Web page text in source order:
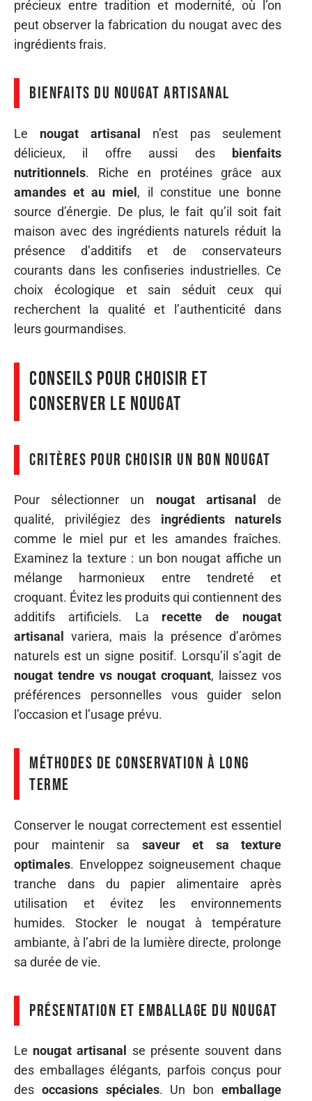
précieux entre tradition et modernité, où l’on
peut observer la fabrication du nougat avec des
ingrédients frais.
Bienfaits du nougat artisanal
Le nougat artisanal n’est pas seulement
délicieux, il offre aussi des bienfaits
nutritionnels. Riche en protéines grâce aux
amandes et au miel, il constitue une bonne
source d’énergie. De plus, le fait qu’il soit fait
maison avec des ingrédients naturels réduit la
présence d’additifs et de conservateurs
courants dans les confiseries industrielles. Ce
choix écologique et sain séduit ceux qui
recherchent la qualité et l’authenticité dans
leurs gourmandises.
Conseils pour choisir et
conserver le nougat
Critères pour choisir un bon nougat
Pour sélectionner un nougat artisanal
de
qualité, privilégiez des ingrédients naturels
comme le miel pur et les amandes fraîches.
Examinez la texture : un bon nougat affiche un
mélange harmonieux entre tendreté et
croquant. Évitez les produits qui contiennent des
additifs artificiels. La recette de nougat
artisanal
variera, mais la présence d’arômes
naturels est un signe positif. Lorsqu’il s’agit de
nougat tendre vs nougat croquant, laissez vos
préférences personnelles vous guider selon
l’occasion et l’usage prévu.
Méthodes de conservation à long
terme
Conserver le nougat correctement est essentiel
pour maintenir sa saveur et sa texture
optimales. Enveloppez soigneusement chaque
tranche dans du papier alimentaire après
utilisation et évitez les environnements
humides. Stocker le nougat à température
ambiante, à l’abri de la lumière directe, prolonge
sa durée de vie.
Présentation et emballage du nougat
Le nougat artisanal
se présente souvent dans
des emballages élégants, parfois conçus pour
des occasions spéciales. Un bonemballage